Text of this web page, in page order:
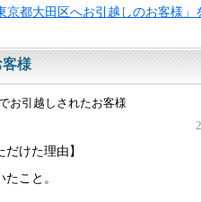
京都大田区へお引越しのお客様」
様
お引越しされたお客様
だけた理由】
こと。